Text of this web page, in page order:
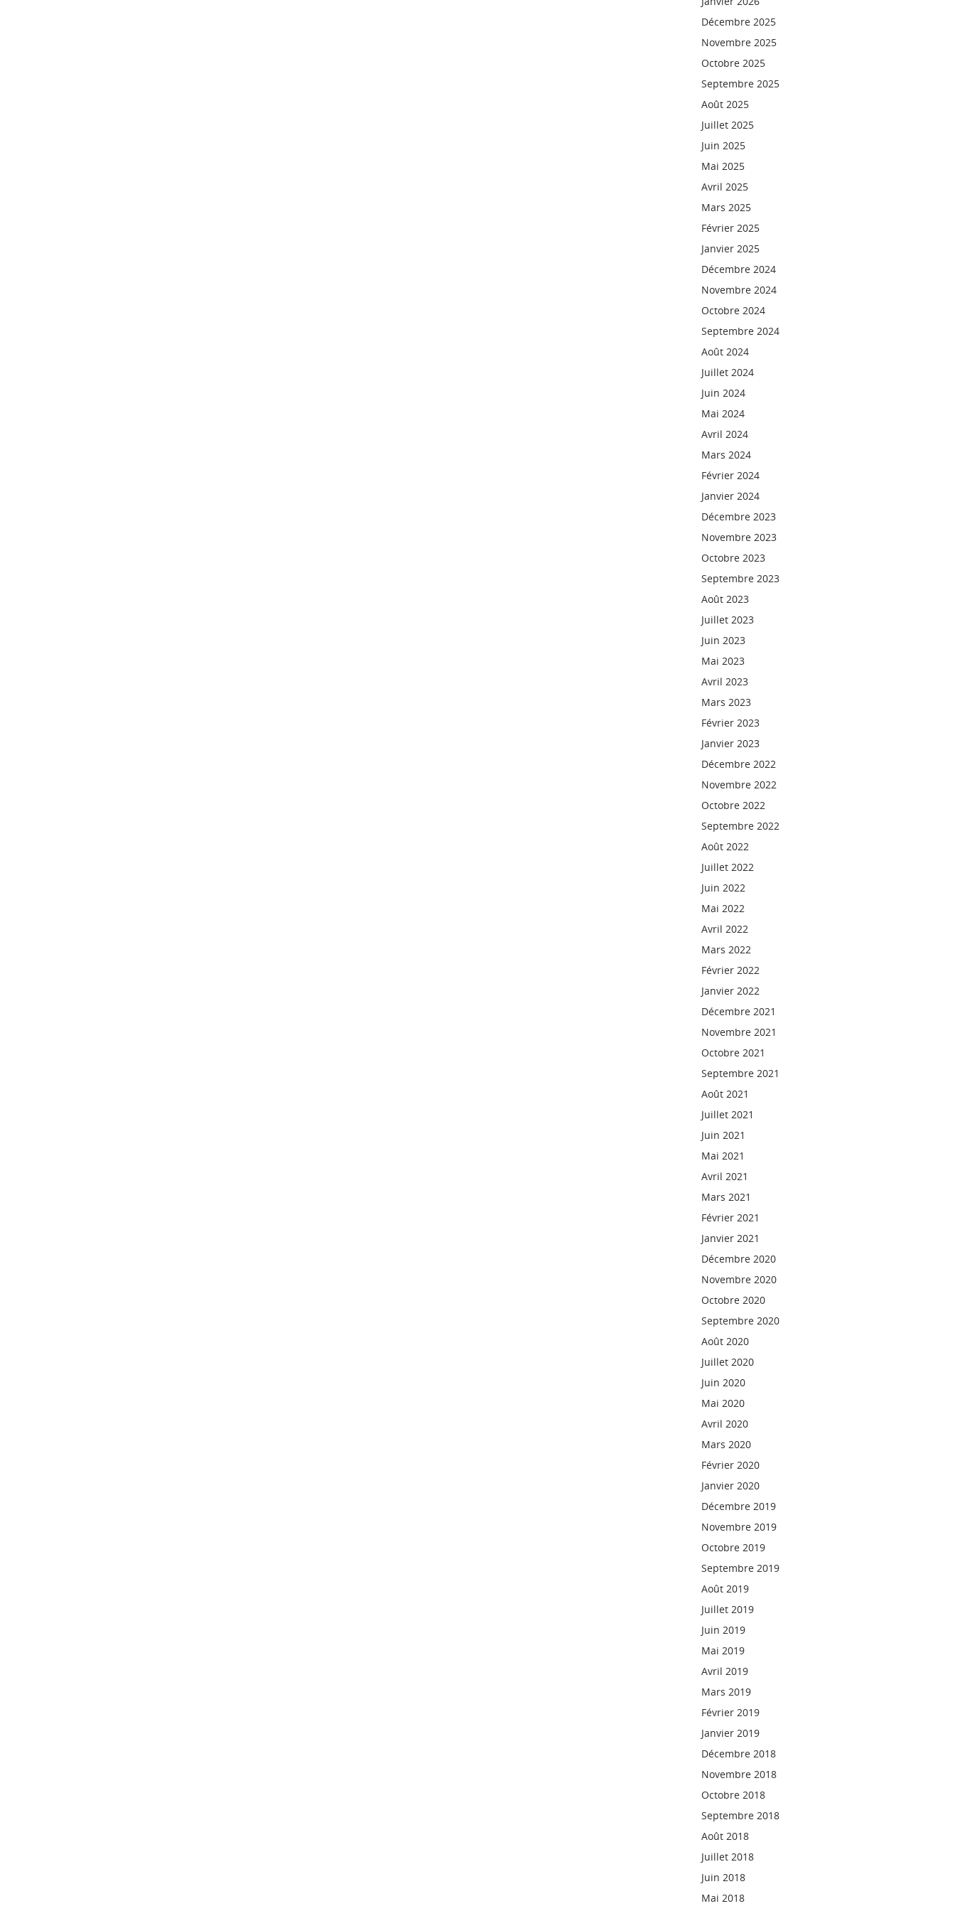
Décembre 2025
Novembre 2025
Octobre 2025
Septembre 2025
Août 2025
Juillet 2025
Juin 2025
Mai 2025
Avril 2025
Mars 2025
Février 2025
Janvier 2025
Décembre 2024
Novembre 2024
Octobre 2024
Septembre 2024
Août 2024
Juillet 2024
Juin 2024
Mai 2024
Avril 2024
Mars 2024
Février 2024
Janvier 2024
Décembre 2023
Novembre 2023
Octobre 2023
Septembre 2023
Août 2023
Juillet 2023
Juin 2023
Mai 2023
Avril 2023
Mars 2023
Février 2023
Janvier 2023
Décembre 2022
Novembre 2022
Octobre 2022
Septembre 2022
Août 2022
Juillet 2022
Juin 2022
Mai 2022
Avril 2022
Mars 2022
Février 2022
Janvier 2022
Décembre 2021
Novembre 2021
Octobre 2021
Septembre 2021
Août 2021
Juillet 2021
Juin 2021
Mai 2021
Avril 2021
Mars 2021
Février 2021
Janvier 2021
Décembre 2020
Novembre 2020
Octobre 2020
Septembre 2020
Août 2020
Juillet 2020
Juin 2020
Mai 2020
Avril 2020
Mars 2020
Février 2020
Janvier 2020
Décembre 2019
Novembre 2019
Octobre 2019
Septembre 2019
Août 2019
Juillet 2019
Juin 2019
Mai 2019
Avril 2019
Mars 2019
Février 2019
Janvier 2019
Décembre 2018
Novembre 2018
Octobre 2018
Septembre 2018
Août 2018
Juillet 2018
Juin 2018
Mai 2018